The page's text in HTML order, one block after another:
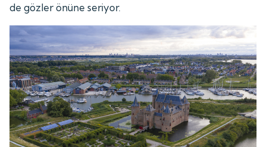
de gözler önüne seriyor.